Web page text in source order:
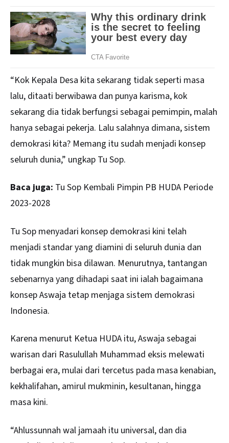
“Kok Kepala Desa kita sekarang tidak seperti masa
lalu, ditaati berwibawa dan punya karisma, kok
sekarang dia tidak berfungsi sebagai pemimpin, malah
hanya sebagai pekerja. Lalu salahnya dimana, sistem
demokrasi kita? Memang itu sudah menjadi konsep
seluruh dunia,” ungkap Tu Sop.
Baca juga: Tu Sop Kembali Pimpin PB HUDA Periode
2023-2028
Tu Sop menyadari konsep demokrasi kini telah
menjadi standar yang diamini di seluruh dunia dan
tidak mungkin bisa dilawan. Menurutnya, tantangan
sebenarnya yang dihadapi saat ini ialah bagaimana
konsep Aswaja tetap menjaga sistem demokrasi
Indonesia.
Karena menurut Ketua HUDA itu, Aswaja sebagai
warisan dari Rasulullah Muhammad eksis melewati
berbagai era, mulai dari tercetus pada masa kenabian,
kekhalifahan, amirul mukminin, kesultanan, hingga
masa kini.
“Ahlussunnah wal jamaah itu universal, dan dia